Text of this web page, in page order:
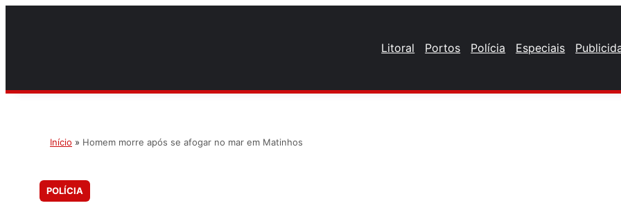
Litoral Portos Polícia Especiais
Início » Homem morre após se afogar no mar em Matinhos
POLÍCIA